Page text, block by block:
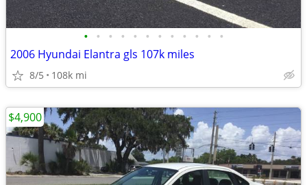
• • • • • • • • • • • •
2006 Hyundai Elantra gls 107k miles
8/5 108k mi
$4,900